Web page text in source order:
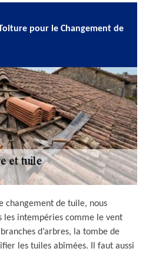
pour le Changement de
changement de tuile, nous
les intempéries comme le vent
d’arbres, la tombe de
les tuiles abîmées. Il faut aussi